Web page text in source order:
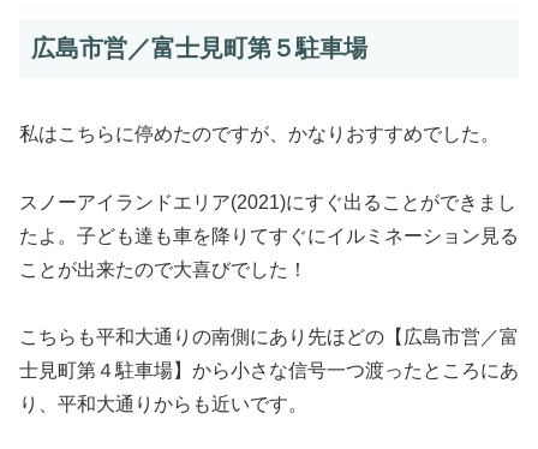
広島市営／富士見町第５駐車場
私はこちらに停めたのですが、かなりおすすめでした。
スノーアイランドエリア(2021)にすぐ出ることができまし
たよ。子ども達も車を降りてすぐにイルミネーション見る
ことが出来たので大喜びでした！
こちらも平和大通りの南側にあり先ほどの【広島市営／富
士見町第４駐車場】から小さな信号一つ渡ったところにあ
り、平和大通りからも近いです。